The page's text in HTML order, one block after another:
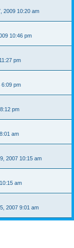
2009 10:20 am
10:46 pm
pm
6:09 pm
pm
am
2007 10:15 am
am
2007 9:01 am